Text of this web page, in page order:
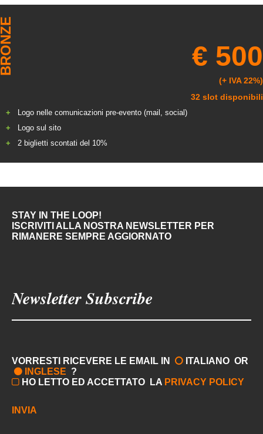
€ 500
(+ IVA 22%)
32 slot disponibili
Logo nelle comunicazioni pre-evento (mail, social)
Logo sul sito
2 biglietti scontati del 10%
STAY IN THE LOOP!
ISCRIVITI ALLA NOSTRA NEWSLETTER PER
RIMANERE SEMPRE AGGIORNATO
VORRESTI RICEVERE LE EMAIL IN ITALIANO OR
INGLESE ?
HO LETTO ED ACCETTATO
LA PRIVACY POLICY
INVIA